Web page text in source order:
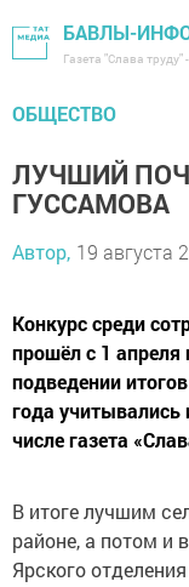
БАВЛЫ-
Газета "Слава
ОБЩЕСТВО
ЛУЧШИЙ
ГУССАМОВА
Автор, 19 августа
Конкурс среди
прошёл с 1
подведении
года
числе газета
В итоге лучшим
районе, а потом и
Ярского